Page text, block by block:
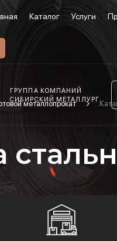
Каталог Услуги
ГРУППА КОМПАНИЙ
СИБИРСКИЙ МЕТАЛЛУРГ
металлопрокат